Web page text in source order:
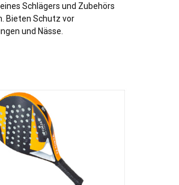
Schlägers und Zubehörs
Bieten Schutz vor
und Nässe.